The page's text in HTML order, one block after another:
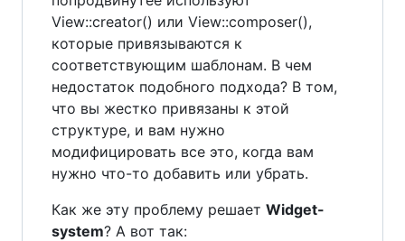
View::creator() или View::composer(),
которые привязываются к
соответствующим шаблонам. В чем
недостаток подобного подхода? В том,
что вы жестко привязаны к этой
структуре, и вам нужно
модифицировать все это, когда вам
нужно что-то добавить или убрать.
Как же эту проблему решает Widget-
system? А вот так: